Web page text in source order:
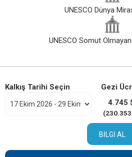
UNESCO Dünya
UNESCO Somut
Kalkış Tarihi Seçin
Gezi
4.745
BILGI AL